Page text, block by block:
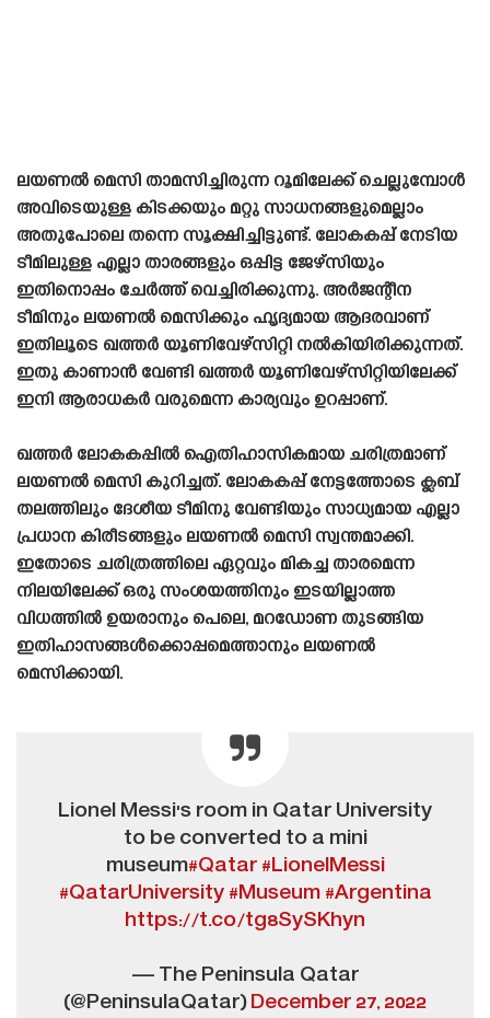
ലയണൽ മെസി താമസിച്ചിരുന്ന റൂമിലേക്ക് ചെല്ലുമ്പോൾ
അവിടെയുള്ള കിടക്കയും മറ്റു സാധനങ്ങളുമെല്ലാം
അതുപോലെ തന്നെ സൂക്ഷിച്ചിട്ടുണ്ട്. ലോകകപ്പ് നേടിയ
ടീമിലുള്ള എല്ലാ താരങ്ങളും ഒപ്പിട്ട ജേഴ്‌സിയും
ഇതിനൊപ്പം ചേർത്ത് വെച്ചിരിക്കുന്നു. അർജന്റീന
ടീമിനും ലയണൽ മെസിക്കും ഹൃദ്യമായ ആദരവാണ്
ഇതിലൂടെ ഖത്തർ യൂണിവേഴ്‌സിറ്റി നൽകിയിരിക്കുന്നത്.
ഇതു കാണാൻ വേണ്ടി ഖത്തർ യൂണിവേഴ്‌സിറ്റിയിലേക്ക്
ഇനി ആരാധകർ വരുമെന്ന കാര്യവും ഉറപ്പാണ്.
ഖത്തർ ലോകകപ്പിൽ ഐതിഹാസികമായ ചരിത്രമാണ്
ലയണൽ മെസി കുറിച്ചത്. ലോകകപ്പ് നേട്ടത്തോടെ ക്ലബ്
തലത്തിലും ദേശീയ ടീമിനു വേണ്ടിയും സാധ്യമായ എല്ലാ
പ്രധാന കിരീടങ്ങളും ലയണൽ മെസി സ്വന്തമാക്കി.
ഇതോടെ ചരിത്രത്തിലെ ഏറ്റവും മികച്ച താരമെന്ന
നിലയിലേക്ക് ഒരു സംശയത്തിനും ഇടയില്ലാത്ത
വിധത്തിൽ ഉയരാനും പെലെ, മറഡോണ തുടങ്ങിയ
ഇതിഹാസങ്ങൾക്കൊപ്പമെത്താനും ലയണൽ
മെസിക്കായി.
Lionel Messi's room in Qatar University
to be converted to a mini
museum#Qatar #LionelMessi
#QatarUniversity #Museum #Argentina
https://t.co/tg8SySKhyn
— The Peninsula Qatar
(@PeninsulaQatar)December 27, 2022